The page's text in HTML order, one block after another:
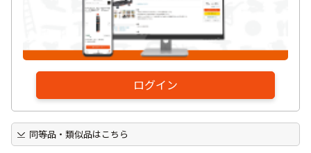
ログイン
同等品・類似品はこちら